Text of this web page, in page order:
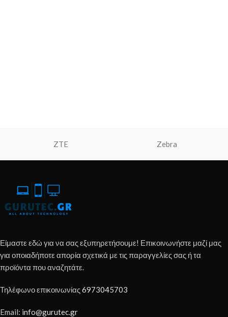
ZTE Zebra
Είμαστε εδώ για να σας εξυπηρετήσουμε! Επικοινωνήστε μαζί μας
για οποιαδήποτε απορία σχετικά με τις παραγγελίες σας ή τα
προϊόντα που αναζητάτε.
Τηλέφωνο επικοινωνίας6973045703
Email: info@gurutec.gr